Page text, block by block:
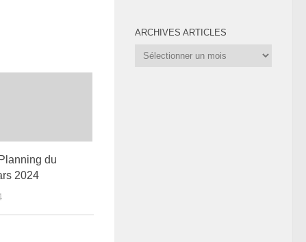
du
2024
ARCHIVES ARTICLES
Archives